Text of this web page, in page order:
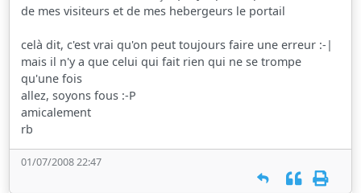
de mes visiteurs et de mes hebergeurs le portail
celà dit, c'est vrai qu'on peut toujours faire une erreur :-|
mais il n'y a que celui qui fait rien qui ne se trompe
qu'une fois
allez, soyons fous :-P
amicalement
rb
01/07/2008 22:47